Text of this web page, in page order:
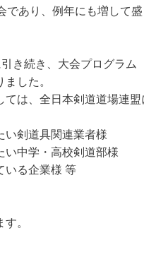
であり、例年にも増して盛
き続き、大会プログラ
した。
は、全日本剣道道場連
い剣道具関連業者様
い中学・高校剣道部様
いる企業様 等
。